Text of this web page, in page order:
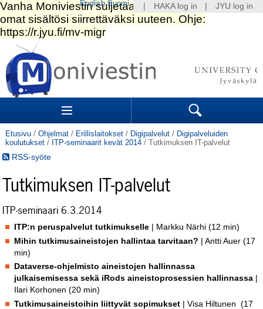
Siirry
sisältöön.
|
Siirry
navigointiin
Sections Search
Etusivu / Ohjelmat / Erillislaitokset / Digipalvelut / Digipalveluiden
koulutukset / ITP-seminaarit kevät 2014 / Tutkimuksen IT-palvelut
RSS-syöte
Tutkimuksen IT-palvelut
ITP-seminaari 6.3.2014
ITP:n peruspalvelut tutkimukselle | Markku Närhi (12 min)
Mihin tutkimusaineistojen hallintaa tarvitaan? | Antti Auer (17
min)
Dataverse-ohjelmisto aineistojen hallinnassa
julkaisemisessa sekä iRods aineistoprosessien hallinnassa
Ilari Korhonen (20 min)
Tutkimusaineistoihin liittyvät sopimukset | Visa Hiltunen (17
HAKA log in JYU log in
English Suomi